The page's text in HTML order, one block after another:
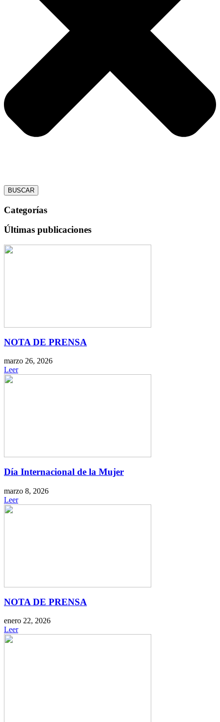
BUSCAR
Categorías
Últimas publicaciones
NOTA DE PRENSA
marzo 26, 2026
Leer
Día Internacional de la Mujer
marzo 8, 2026
Leer
NOTA DE PRENSA
enero 22, 2026
Leer